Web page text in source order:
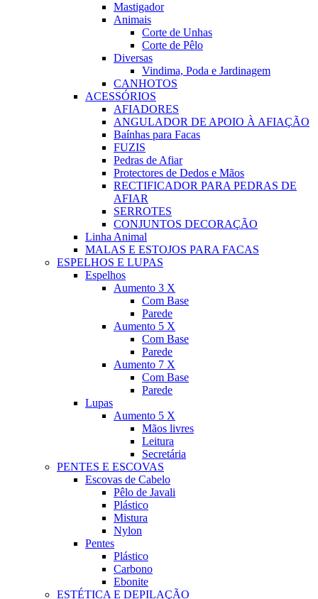
Mastigador
Animais
Corte de Unhas
Corte de Pêlo
Diversas
Vindima, Poda e Jardinagem
CANHOTOS
ACESSÓRIOS
AFIADORES
ANGULADOR DE APOIO À AFIAÇÃO
Baínhas para Facas
FUZIS
Pedras de Afiar
Protectores de Dedos e Mãos
RECTIFICADOR PARA PEDRAS DE
AFIAR
SERROTES
CONJUNTOS DECORAÇÃO
Linha Animal
MALAS E ESTOJOS PARA FACAS
ESPELHOS E LUPAS
Espelhos
Aumento 3 X
Com Base
Parede
Aumento 5 X
Com Base
Parede
Aumento 7 X
Com Base
Parede
Lupas
Aumento 5 X
Mãos livres
Leitura
Secretária
PENTES E ESCOVAS
Escovas de Cabelo
Pêlo de Javali
Plástico
Mistura
Nylon
Pentes
Plástico
Carbono
Ebonite
ESTÉTICA E DEPILAÇÃO